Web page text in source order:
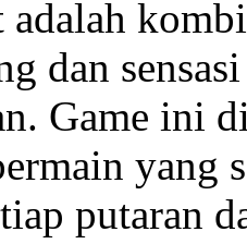
dan
Game ini
yang
putaran